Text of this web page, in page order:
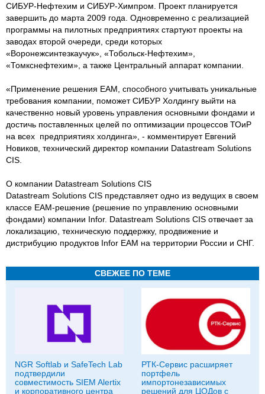
СИБУР-Нефтехим и СИБУР-Химпром. Проект планируется
завершить до марта 2009 года. Одновременно с реализацией
программы на пилотных предприятиях стартуют проекты на
заводах второй очереди, среди которых
«Воронежсинтезкаучук», «Тобольск-Нефтехим»,
«Томкснефтехим», а также Центральный аппарат компании.
«Применение решения EAM, способного учитывать уникальные
требования компании, поможет СИБУР Холдингу выйти на
качественно новый уровень управления основными фондами и
достичь поставленных целей по оптимизации процессов ТОиР
на всех предприятиях холдинга», - комментирует Евгений
Новиков, технический директор компании Datastream Solutions
CIS.
О компании Datastream Solutions CIS
Datastream Solutions CIS представляет одно из ведущих в своем
классе ЕАМ-решение (решение по управлению основными
фондами) компании Infor. Datastream Solutions CIS отвечает за
локализацию, техническую поддержку, продвижение и
дистрибуцию продуктов Infor EAM на территории России и СНГ.
СВЕЖЕЕ ПО ТЕМЕ
NGR Softlab и SafeTech Lab
подтвердили
совместимость SIEM Alertix
и корпоративного центра
РТК-Сервис расширяет
портфель
импортонезависимых
решений для ЦОДов с